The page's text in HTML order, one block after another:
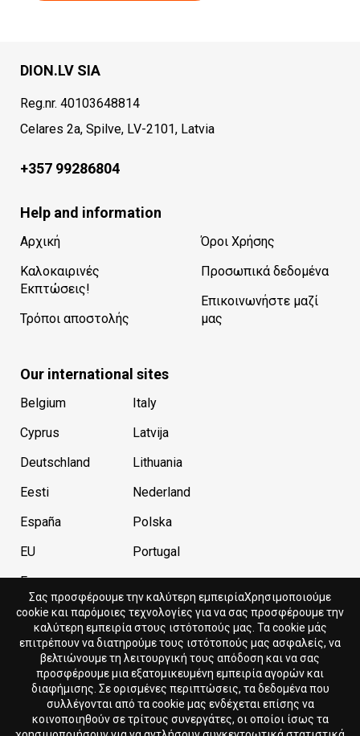
DION.LV SIA
Reg.nr. 40103648814
Celares 2a, Spilve, LV-2101, Latvia
+357 99286804
Help and information
Αρχική
Καλοκαιρινές
Εκπτώσεις!
Τρόποι αποστολής
Όροι Χρήσης
Προσωπικά δεδομένα
Επικοινωνήστε μαζί
μας
Our international sites
Belgium
Cyprus
Deutschland
Eesti
España
EU
France
Italy
Latvija
Lithuania
Nederland
Polska
Portugal
Current store
Cyprus
Language
Currency
EUR
Σας προσφέρουμε την καλύτερη εμπειρίαΧρησιμοποιούμε
cookie και παρόμοιες τεχνολογίες για να σας προσφέρουμε την
καλύτερη εμπειρία στους ιστότοπούς μας. Τα cookie μάς
επιτρέπουν να διατηρούμε τους ιστότοπούς μας ασφαλείς, να
βελτιώνουμε τη λειτουργική τους απόδοση και να σας
προσφέρουμε μια εξατομικευμένη εμπειρία αγορών και
διαφήμισης. Σε ορισμένες περιπτώσεις, τα δεδομένα που
συλλέγονται από τα cookie μας ενδέχεται επίσης να
κοινοποιηθούν σε τρίτους συνεργάτες, οι οποίοι ίσως τα